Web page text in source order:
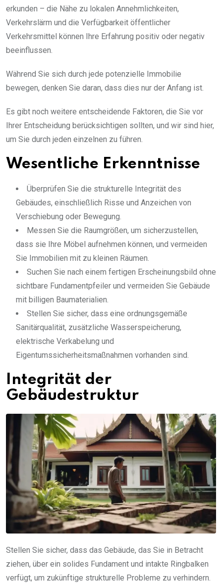
erkunden – die Nähe zu lokalen Annehmlichkeiten,
Verkehrslärm und die Verfügbarkeit öffentlicher
Verkehrsmittel können Ihre Erfahrung positiv oder negativ
beeinflussen.
Während Sie sich durch jede potenzielle Immobilie
bewegen, denken Sie daran, dass dies nur der Anfang ist.
Es gibt noch weitere entscheidende Faktoren, die Sie vor
Ihrer Entscheidung berücksichtigen sollten, und wir sind hier,
um Sie durch jeden einzelnen zu führen.
Wesentliche Erkenntnisse
Überprüfen Sie die strukturelle Integrität des
Gebäudes, einschließlich Risse und Anzeichen von
Verschiebung oder Bewegung.
Messen Sie die Raumgrößen, um sicherzustellen,
dass sie Ihre Möbel aufnehmen können, und vermeiden
Sie Immobilien mit zu kleinen Räumen.
Suchen Sie nach einem fertigen Erscheinungsbild ohne
sichtbare Fundamentpfeiler und vermeiden Sie Gebäude
mit billigen Baumaterialien.
Stellen Sie sicher, dass eine ordnungsgemäße
Sanitärqualität, zusätzliche Wasserspeicherung,
elektrische Verkabelung und
Eigentumssicherheitsmaßnahmen vorhanden sind.
Integrität der
Gebäudestruktur
Stellen Sie sicher, dass das Gebäude, das Sie in Betracht
ziehen, über ein solides Fundament und intakte Ringbalken
verfügt, um zukünftige strukturelle Probleme zu verhindern.